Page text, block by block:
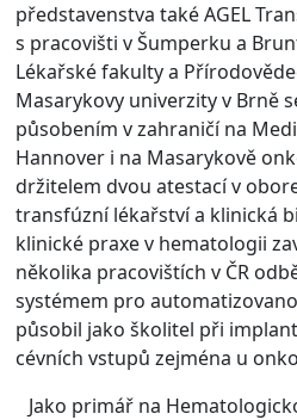
představenstva také AGEL
s pracovišti v Šumperku a
Lékařské fakulty a
Masarykovy univerzity v Brně
působením v zahraničí na
Hannover i na Masarykově
držitelem dvou atestací v
transfúzní lékařství a klinická
klinické praxe v hematologii
několika pracovištích v ČR
systémem pro
působil jako školitel při
cévních vstupů zejména u
Jako primář na